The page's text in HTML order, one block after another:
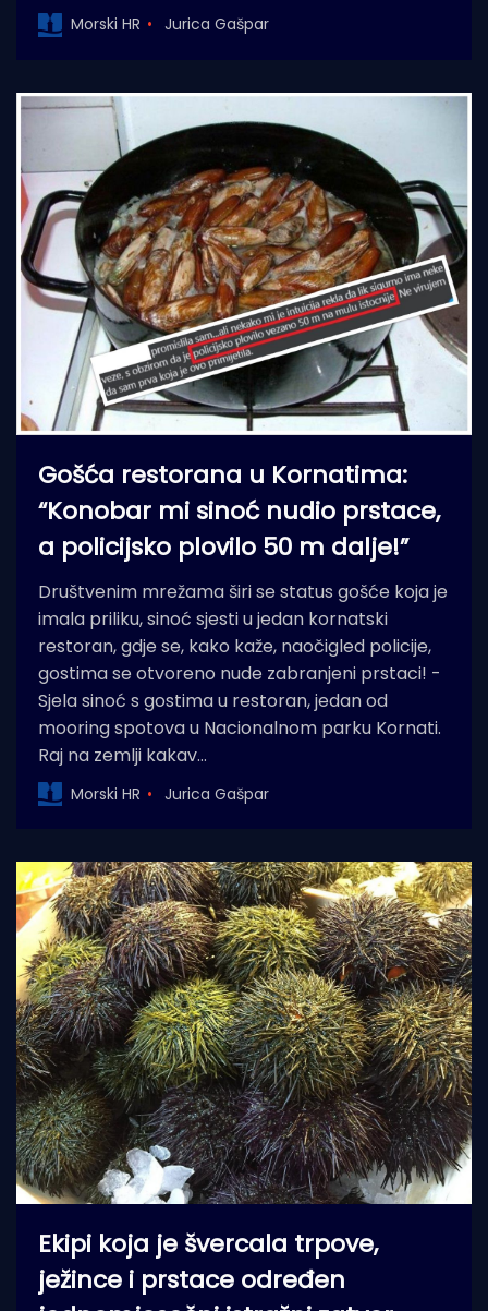
Morski HR Jurica Gašpar
Gošća restorana u Kornatima:
“Konobar mi sinoć nudio prstace,
a policijsko plovilo 50 m dalje!”
Društvenim mrežama širi se status gošće koja je
imala priliku, sinoć sjesti u jedan kornatski
restoran, gdje se, kako kaže, naočigled policije,
gostima se otvoreno nude zabranjeni prstaci! -
Sjela sinoć s gostima u restoran, jedan od
mooring spotova u Nacionalnom parku Kornati.
Raj na zemlji kakav…
Morski HR Jurica Gašpar
Ekipi koja je švercala trpove,
ježince i prstace određen